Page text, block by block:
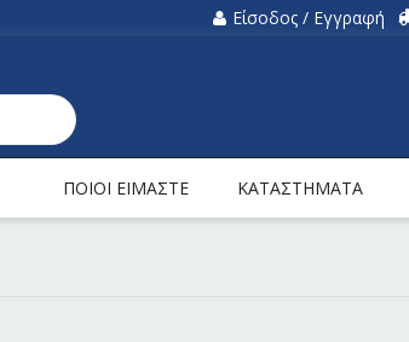
Είσοδος / Εγγραφή
ΠΟΙΟΙ ΕΙΜΑΣΤΕ ΚΑΤΑΣΤΗΜΑΤΑ